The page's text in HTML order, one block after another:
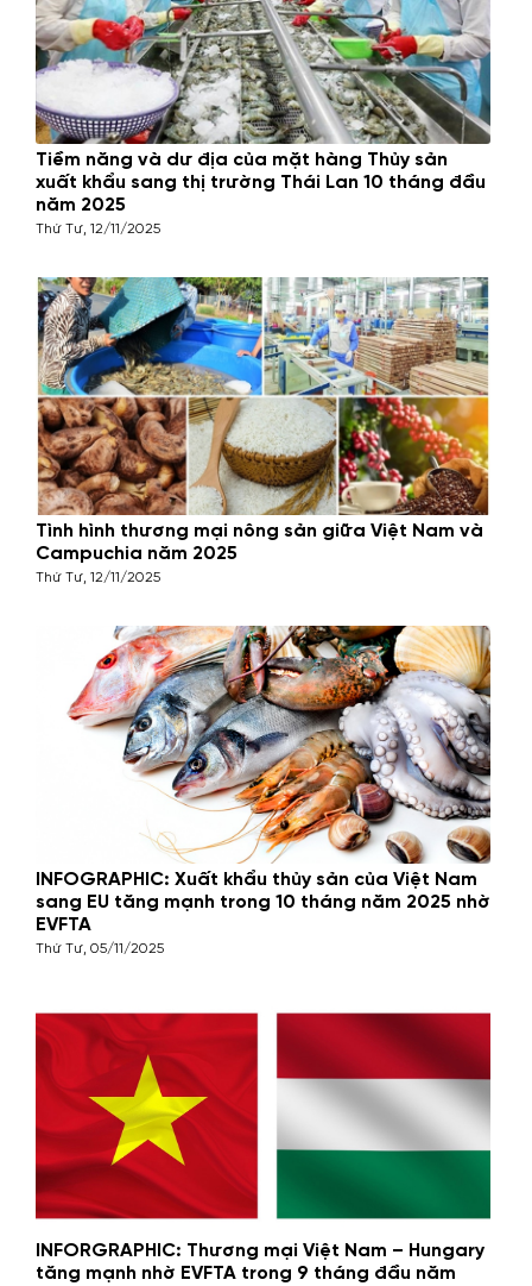
Tiềm năng và dư địa của mặt hàng Thủy sản
xuất khẩu sang thị trường Thái Lan 10 tháng đầu
năm 2025
Thứ Tư, 12/11/2025
Tình hình thương mại nông sản giữa Việt Nam và
Campuchia năm 2025
Thứ Tư, 12/11/2025
INFOGRAPHIC: Xuất khẩu thủy sản của Việt Nam
sang EU tăng mạnh trong 10 tháng năm 2025 nhờ
EVFTA
Thứ Tư, 05/11/2025
INFORGRAPHIC: Thương mại Việt Nam – Hungary
tăng mạnh nhờ EVFTA trong 9 tháng đầu năm